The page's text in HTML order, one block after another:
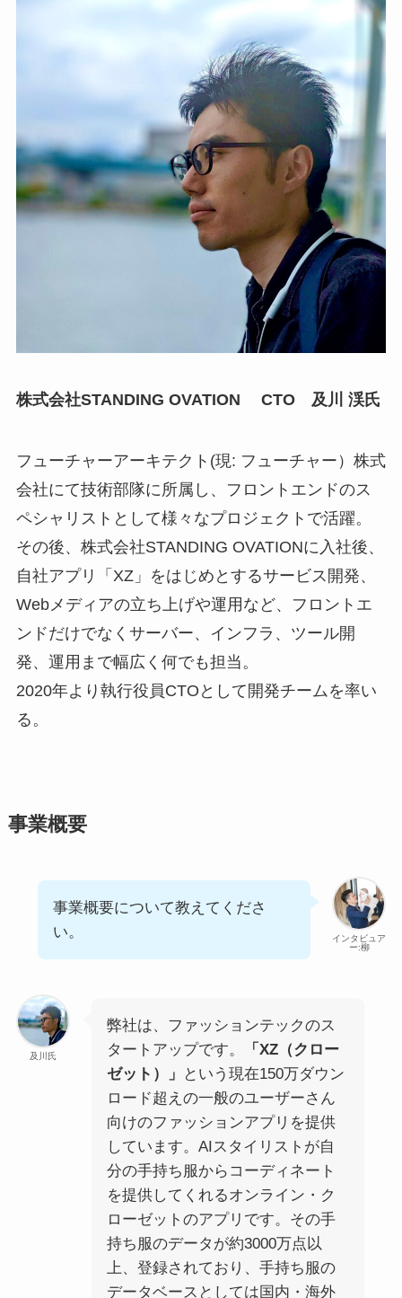
株式会社STANDING OVATION CTO 及川 渓氏
フューチャーアーキテクト(現: フューチャー）株式
会社にて技術部隊に所属し、フロントエンドのス
ペシャリストとして様々なプロジェクトで活躍。
その後、株式会社STANDING OVATIONに入社後、
自社アプリ「XZ」をはじめとするサービス開発、
Webメディアの立ち上げや運用など、フロントエ
ンドだけでなくサーバー、インフラ、ツール開
発、運用まで幅広く何でも担当。
2020年より執行役員CTOとして開発チームを率い
る。
事業概要
インタビュア
ー:柳
事業概要について教えてくださ
い。
及川氏
弊社は、ファッションテックのス
タートアップです。
「XZ（クロー
ゼット）」
という現在150万ダウン
ロード超えの一般のユーザーさん
向けのファッションアプリを提供
しています。AIスタイリストが自
分の手持ち服からコーディネート
を提供してくれるオンライン・ク
ローゼットのアプリです。その手
持ち服のデータが約3000万点以
上、登録されており、手持ち服の
データベースとしては国内・海外